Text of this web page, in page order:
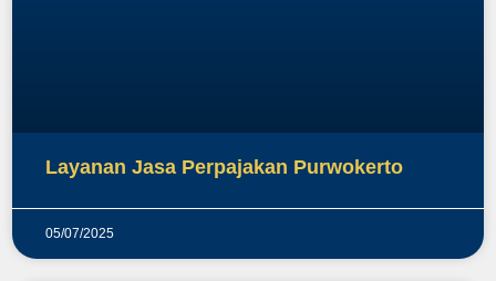
Layanan Jasa Perpajakan Purwokerto
05/07/2025